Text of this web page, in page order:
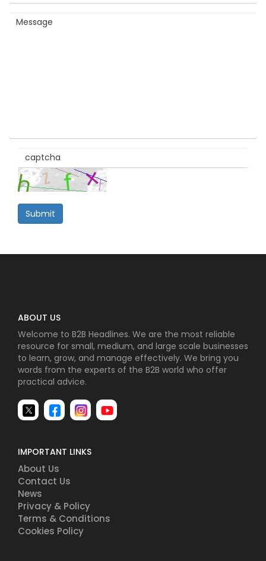
Submit
ABOUT US
Welcome to B2B Headlines. We are the most reliable
resource for small, medium, and large scale businesses
to learn, grow, and manage effectively. We bring you
words from the experts of the B2B world who offer
practical advice.
IMPORTANT LINKS
About Us
Contact Us
News
Privacy & Policy
Terms & Conditions
Cookies Policy